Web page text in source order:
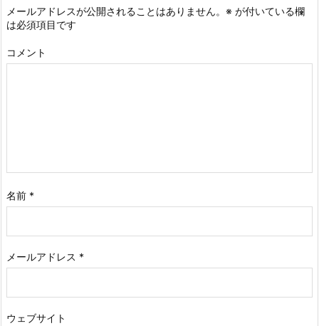
メールアドレスが公開されることはありません。 ※ が付いている欄
は必須項目です
コメント
名前 *
メールアドレス *
ウェブサイト